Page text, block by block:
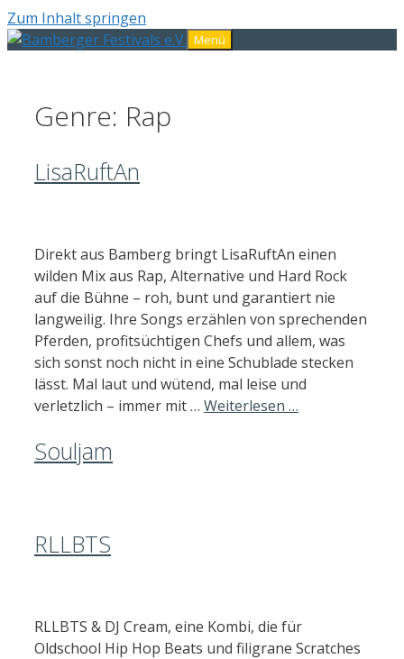
Zum Inhalt springen
Menü
Genre: Rap
LisaRuftAn
Direkt aus Bamberg bringt LisaRuftAn einen
wilden Mix aus Rap, Alternative und Hard Rock
auf die Bühne – roh, bunt und garantiert nie
langweilig. Ihre Songs erzählen von sprechenden
Pferden, profitsüchtigen Chefs und allem, was
sich sonst noch nicht in eine Schublade stecken
lässt. Mal laut und wütend, mal leise und
verletzlich – immer mit … Weiterlesen …
Souljam
RLLBTS
RLLBTS & DJ Cream, eine Kombi, die für
Oldschool Hip Hop Beats und filigrane Scratches